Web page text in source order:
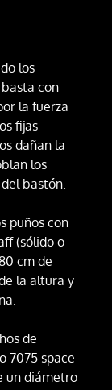
los
con
la fuerza
fijas
dañan la
los
bastón.
puños con
(sólido o
cm de
la altura y
de
7075 space
un diámetro